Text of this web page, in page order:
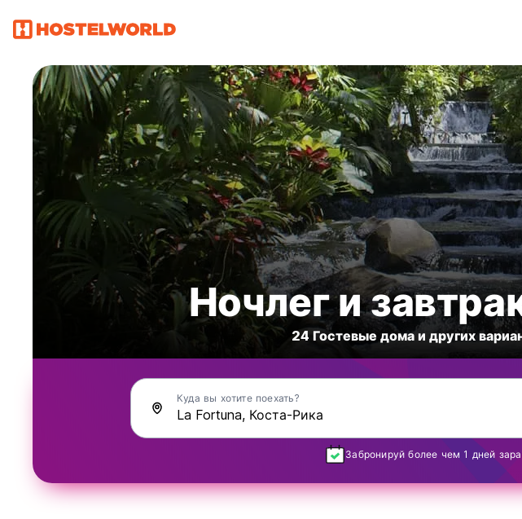
Ночлег и
24 Гостевые дома и других
Куда вы хотите поехать?
Забронируй более чем 1 дней